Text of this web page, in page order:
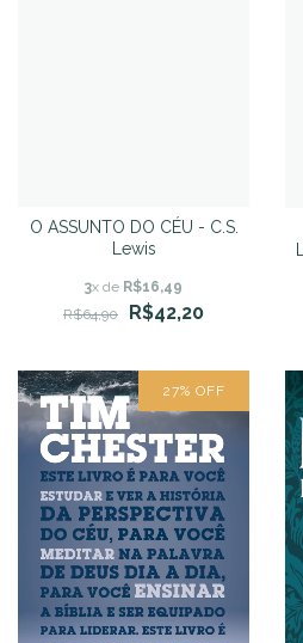
O ASSUNTO DO CÉU - C.S.
Lewis
3x de R$16,49
R$64,90
R$42,20
27% OFF